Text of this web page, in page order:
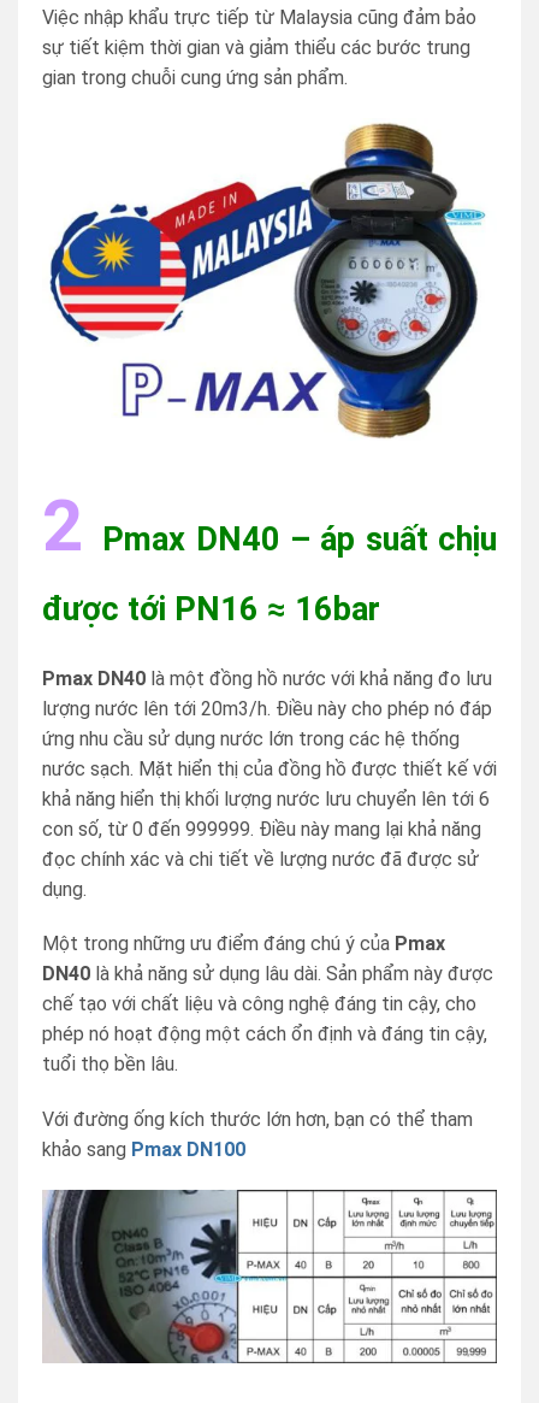
Việc nhập khẩu trực tiếp từ Malaysia cũng đảm bảo
sự tiết kiệm thời gian và giảm thiểu các bước trung
gian trong chuỗi cung ứng sản phẩm.
2
Pmax DN40 – áp suất chịu
được tới PN16 ≈ 16bar
Pmax DN40 là một đồng hồ nước với khả năng đo lưu
lượng nước lên tới 20m3/h. Điều này cho phép nó đáp
ứng nhu cầu sử dụng nước lớn trong các hệ thống
nước sạch. Mặt hiển thị của đồng hồ được thiết kế với
khả năng hiển thị khối lượng nước lưu chuyển lên tới 6
con số, từ 0 đến 999999. Điều này mang lại khả năng
đọc chính xác và chi tiết về lượng nước đã được sử
dụng.
Một trong những ưu điểm đáng chú ý của Pmax
DN40 là khả năng sử dụng lâu dài. Sản phẩm này được
chế tạo với chất liệu và công nghệ đáng tin cậy, cho
phép nó hoạt động một cách ổn định và đáng tin cậy,
tuổi thọ bền lâu.
Với đường ống kích thước lớn hơn, bạn có thể tham
khảo sang Pmax DN100